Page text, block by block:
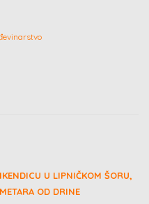
U LIPNIČKOM ŠORU,
OD DRINE